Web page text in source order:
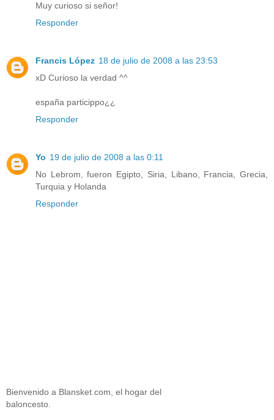
Muy curioso si señor!
Responder
Francis López 18 de julio de 2008 a las 23:53
xD Curioso la verdad ^^
españa particippo¿¿
Responder
Yo 19 de julio de 2008 a las 0:11
No Lebrom, fueron Egipto, Siria, Libano, Francia, Grecia,
Turquia y Holanda
Responder
Bienvenido a Blansket.com, el hogar del
baloncesto.